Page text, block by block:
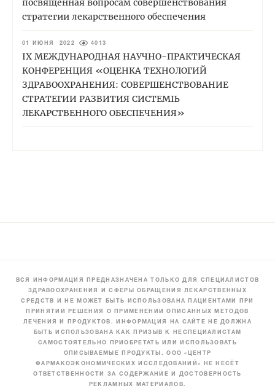
посвященная вопросам совершенствования
стратегии лекарственного обеспечения
01 ИЮНЯ 2022 4013
IХ МЕЖДУНАРОДНАЯ НАУЧНО-ПРАКТИЧЕСКАЯ
КОНФЕРЕНЦИЯ «ОЦЕНКА ТЕХНОЛОГИЙ
ЗДРАВООХРАНЕНИЯ: СОВЕРШЕНСТВОВАНИЕ
СТРАТЕГИИ РАЗВИТИЯ СИСТЕМЫ
ЛЕКАРСТВЕННОГО ОБЕСПЕЧЕНИЯ»
ВСЯ ИНФОРМАЦИЯ ПРЕДНАЗНАЧЕНА ТОЛЬКО ДЛЯ СПЕЦИАЛИСТОВ
ЗДРАВООХРАНЕНИЯ И СФЕРЫ ОБРАЩЕНИЯ ЛЕКАРСТВЕННЫХ
СРЕДСТВ И НЕ МОЖЕТ БЫТЬ ИСПОЛЬЗОВАНА ПАЦИЕНТАМИ ПРИ
ПРИНЯТИИ РЕШЕНИЯ О ПРИМЕНЕНИИ ОПИСАННЫХ МЕТОДОВ
ЛЕЧЕНИЯ И ПРОДУКТОВ. ИНФОРМАЦИЯ НА САЙТЕ НЕ ДОЛЖНА
БЫТЬ ИСПОЛЬЗОВАНА КАК ПРИЗЫВ К НЕСПЕЦИАЛИСТАМ
САМОСТОЯТЕЛЬНО ПРИОБРЕТАТЬ ИЛИ ИСПОЛЬЗОВАТЬ
ОПИСЫВАЕМЫЕ ПРОДУКТЫ. ООО «ЦЕНТР
ФАРМАКОЭКОНОМИЧЕСКИХ ИССЛЕДОВАНИЙ» НЕ НЕСЁТ
ОТВЕТСТВЕННОСТИ ЗА СОДЕРЖАНИЕ И ДОСТОВЕРНОСТЬ
РЕКЛАМНЫХ МАТЕРИАЛОВ.